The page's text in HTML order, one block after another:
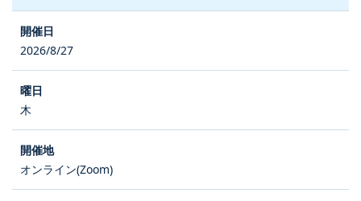
2026/8/27
木
オンライン(Zoom)